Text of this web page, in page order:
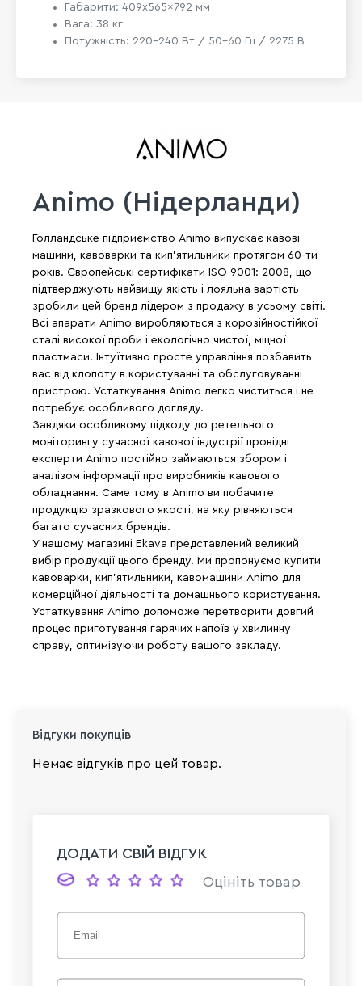
Габарити: 409x565x792 мм
Вага: 38 кг
Потужність: 220-240 Вт / 50-60 Гц / 2275 В
Animo (Нідерланди)
Голландське підприємство Animo випускає кавові
машини, кавоварки та кип'ятильники протягом 60-ти
років. Європейські сертифікати ISO 9001: 2008, що
підтверджують найвищу якість і лояльна вартість
зробили цей бренд лідером з продажу в усьому світі.
Всі апарати Animo виробляються з корозійностійкої
сталі високої проби і екологічно чистої, міцної
пластмаси. Інтуїтивно просте управління позбавить
вас від клопоту в користуванні та обслуговуванні
пристрою. Устаткування Animo легко чиститься і не
потребує особливого догляду.
Завдяки особливому підходу до ретельного
моніторингу сучасної кавової індустрії провідні
експерти Animo постійно займаються збором і
аналізом інформації про виробників кавового
обладнання. Саме тому в Animo ви побачите
продукцію зразкового якості, на яку рівняються
багато сучасних брендів.
У нашому магазині Ekava представлений великий
вибір продукції цього бренду. Ми пропонуємо купити
кавоварки, кип'ятильники, кавомашини Animo для
комерційної діяльності та домашнього користування.
Устаткування Animo допоможе перетворити довгий
процес приготування гарячих напоїв у хвилинну
справу, оптимізуючи роботу вашого закладу.
Відгуки покупців
Немає відгуків про цей товар.
ДОДАТИ СВІЙ ВІДГУК
Оцініть товар